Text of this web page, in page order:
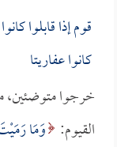
قوم إذا قابلوا
كانوا عفاريتا
خرجوا متوضئين،
القيوم: وَمَا